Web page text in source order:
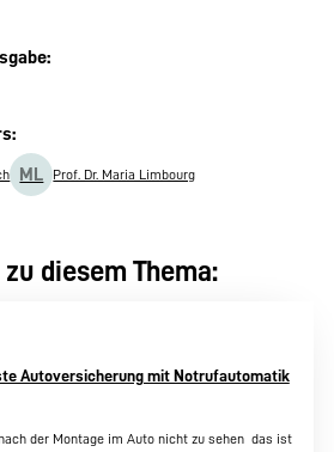
ML Prof. Dr. Maria Limbourg
diesem Thema:
Autoversicherung mit Notrufautomatik
der Montage im Auto nicht zu sehen  das ist